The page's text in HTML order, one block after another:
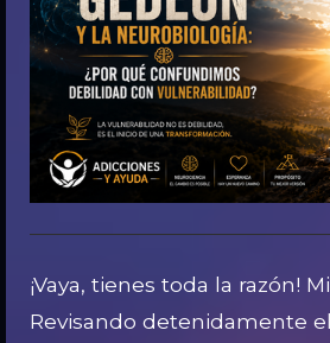
¡Vaya, tienes toda la razón!
Revisando detenidamente